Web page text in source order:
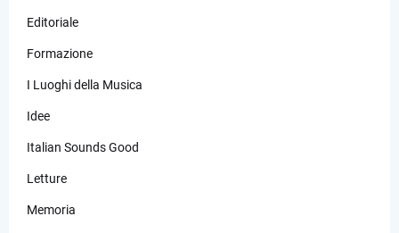
Editoriale
Formazione
I Luoghi della Musica
Idee
Italian Sounds Good
Letture
Memoria